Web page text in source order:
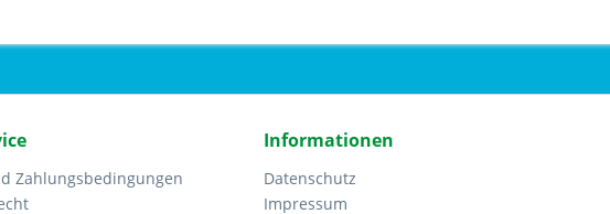
Zahlungsbedingungen
Informationen
Datenschutz
Impressum